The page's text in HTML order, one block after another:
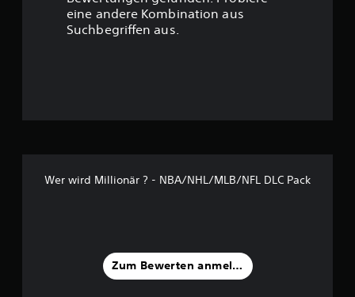
:
1
v
eine andere Kombination aus
Suchbegriffen aus.
Wer wird Millionär ? - NBA/NHL/MLB/NFL DLC Pack
Zum Bewerten anmelden